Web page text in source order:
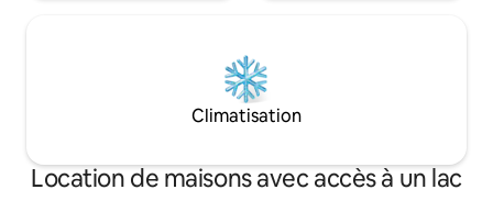
Climatisation
Location de maisons avec accès à un lac